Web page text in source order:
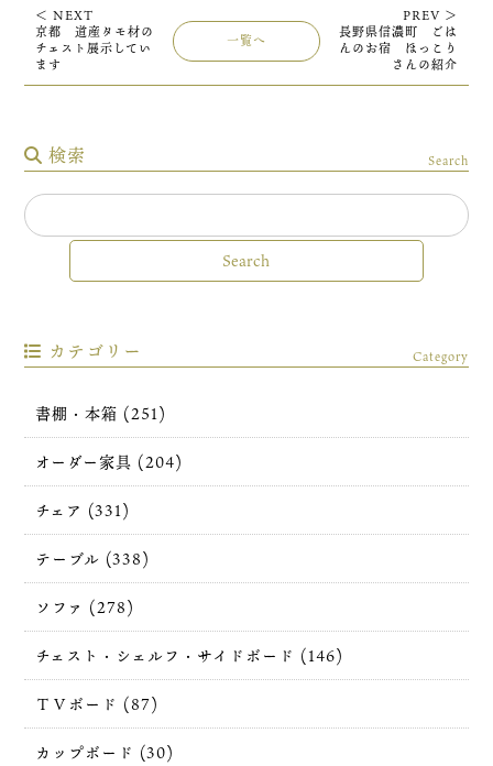
＜ NEXT
京都 道産タモ材の
チェスト展示してい
ます
一覧へ
PREV ＞
長野県信濃町 ごは
んのお宿 ほっこり
さんの紹介
検索 Search
カテゴリー Category
書棚・本箱 (251)
オーダー家具 (204)
チェア (331)
テーブル (338)
ソファ (278)
チェスト・シェルフ・サイドボード (146)
ＴＶボード (87)
カップボード (30)